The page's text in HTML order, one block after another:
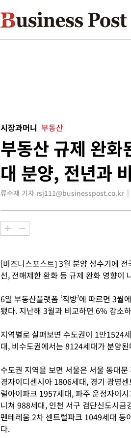
시장과머니 부동산
부동산 규제 완
대 분양, 전년과
류수재 기자 rsj111@businesspost.co.kr
[비즈니스포스트] 3월 분양 성수기에
선, 전매제한 환화 등 규제 완화 영향이
6일 부동산플랫폼 ‘직방’에 따르면 3
됐다. 지난해 3월과 비교하면 6% 감소
지역별로 살펴보면 수도권이 1만1524세
대, 비수도권에서는 8124세대가 분양
수도권 지역을 보면 서울은 서울 동대문
경자이디센시아 1806세대, 경기 광명센
럴아이파크 1957세대, 파주 운정자이시
니쳐 988세대, 인천 서구 검단신도시금
펜테레움 2차 센트럴파크 1049세대 등
다.